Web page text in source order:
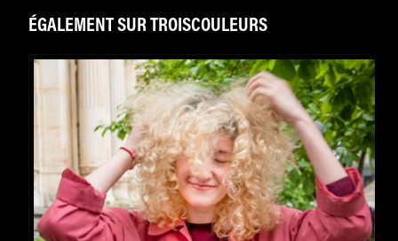
ÉGALEMENT SUR TROISCOULEURS